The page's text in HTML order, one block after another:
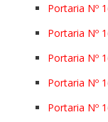
Portaria Nº
Portaria Nº
Portaria Nº
Portaria Nº
Portaria Nº